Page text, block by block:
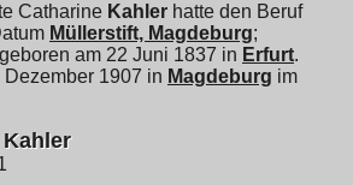
Catharine Kahler hatte den Beruf
Müllerstift, Magdeburg;
am 22 Juni 1837 in Erfurt.
1907 in Magdeburg im